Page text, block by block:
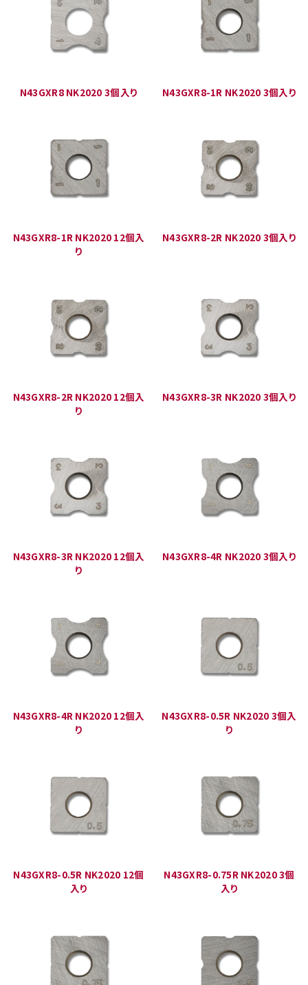
N43GXR8 NK2020 3個入り N43GXR8-1R NK2020 3個入り
N43GXR8-1R NK2020 12個入
り
N43GXR8-2R NK2020 3個入り
N43GXR8-2R NK2020 12個入
り
N43GXR8-3R NK2020 3個入り
N43GXR8-3R NK2020 12個入
り
N43GXR8-4R NK2020 3個入り
N43GXR8-4R NK2020 12個入
り
N43GXR8-0.5R NK2020 3個入
り
N43GXR8-0.5R NK2020 12個
入り
N43GXR8-0.75R NK2020 3個
入り